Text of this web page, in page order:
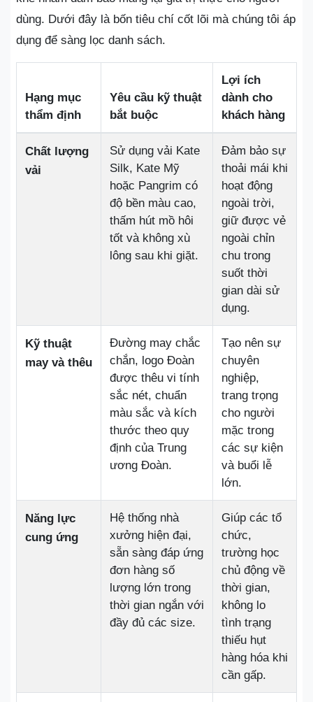
dùng. Dưới đây là bốn tiêu chí cốt lõi mà chúng tôi áp
dụng để sàng lọc danh sách.
Hạng mục
thẩm định
Yêu cầu kỹ thuật
bắt buộc
Lợi ích
dành cho
khách hàng
Chất lượng
vải
Sử dụng vải Kate
Silk, Kate Mỹ
hoặc Pangrim có
độ bền màu cao,
thấm hút mồ hôi
tốt và không xù
lông sau khi giặt.
Đảm bảo sự
thoải mái khi
hoạt động
ngoài trời,
giữ được vẻ
ngoài chỉn
chu trong
suốt thời
gian dài sử
dụng.
Kỹ thuật
may và thêu
Đường may chắc
chắn, logo Đoàn
được thêu vi tính
sắc nét, chuẩn
màu sắc và kích
thước theo quy
định của Trung
ương Đoàn.
Tạo nên sự
chuyên
nghiệp,
trang trọng
cho người
mặc trong
các sự kiện
và buổi lễ
lớn.
Năng lực
cung ứng
Hệ thống nhà
xưởng hiện đại,
sẵn sàng đáp ứng
đơn hàng số
lượng lớn trong
thời gian ngắn với
đầy đủ các size.
Giúp các tổ
chức,
trường học
chủ động về
thời gian,
không lo
tình trạng
thiếu hụt
hàng hóa khi
cần gấp.